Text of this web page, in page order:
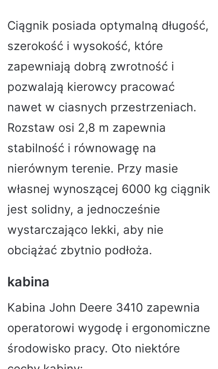
Ciągnik posiada optymalną długość,
szerokość i wysokość, które
zapewniają dobrą zwrotność i
pozwalają kierowcy pracować
nawet w ciasnych przestrzeniach.
Rozstaw osi 2,8 m zapewnia
stabilność i równowagę na
nierównym terenie. Przy masie
własnej wynoszącej 6000 kg ciągnik
jest solidny, a jednocześnie
wystarczająco lekki, aby nie
obciążać zbytnio podłoża.
kabina
Kabina John Deere 3410 zapewnia
operatorowi wygodę i ergonomiczne
środowisko pracy. Oto niektóre